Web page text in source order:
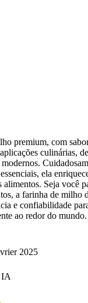
premium, com
culinárias,
ela
Seja você
a farinha de milho
e confiabilidade
ao redor do mundo.
2025
IA